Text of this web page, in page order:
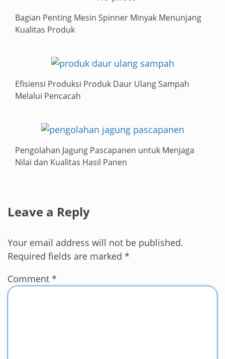
Bagian Penting Mesin Spinner Minyak Menunjang
Kualitas Produk
Efisiensi Produksi Produk Daur Ulang Sampah
Melalui Pencacah
Pengolahan Jagung Pascapanen untuk Menjaga
Nilai dan Kualitas Hasil Panen
Leave a Reply
Your email address will not be published.
Required fields are marked *
Comment *